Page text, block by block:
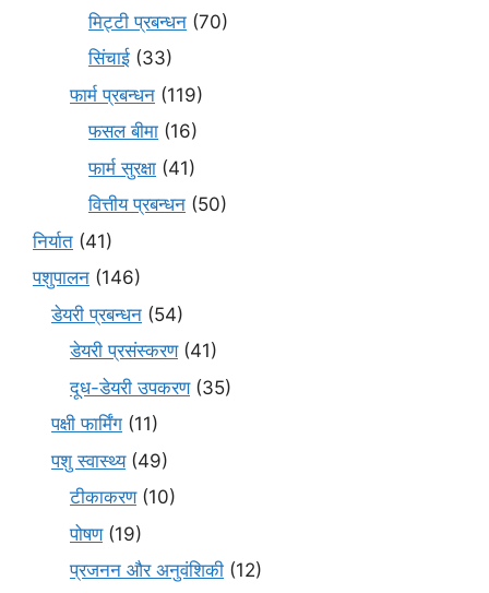
मि‌ट्टी प्रबन्धन (70)
सिंचाई (33)
फार्म प्रबन्धन (119)
फसल बीमा (16)
फार्म सुरक्षा (41)
वित्तीय प्रबन्धन (50)
निर्यात (41)
पशुपालन (146)
डेयरी प्रबन्धन (54)
डेयरी प्रसंस्करण(41)
दूध-डेयरी उपकरण(35)
पक्षी फार्मिंग (11)
पशु स्वास्थ्य(49)
टीकाकरण(10)
पोषण(19)
प्रजनन और अनुवंशिकी (12)